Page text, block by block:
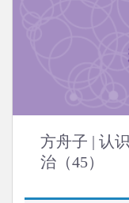
方舟子 | 认
治（45）